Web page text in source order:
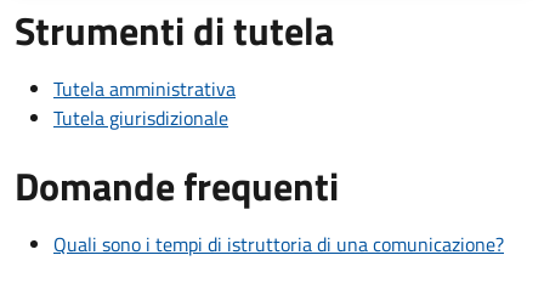
Strumenti di tutela
Tutela amministrativa
Tutela giurisdizionale
Domande frequenti
Quali sono i tempi di istruttoria di una comunicazione?